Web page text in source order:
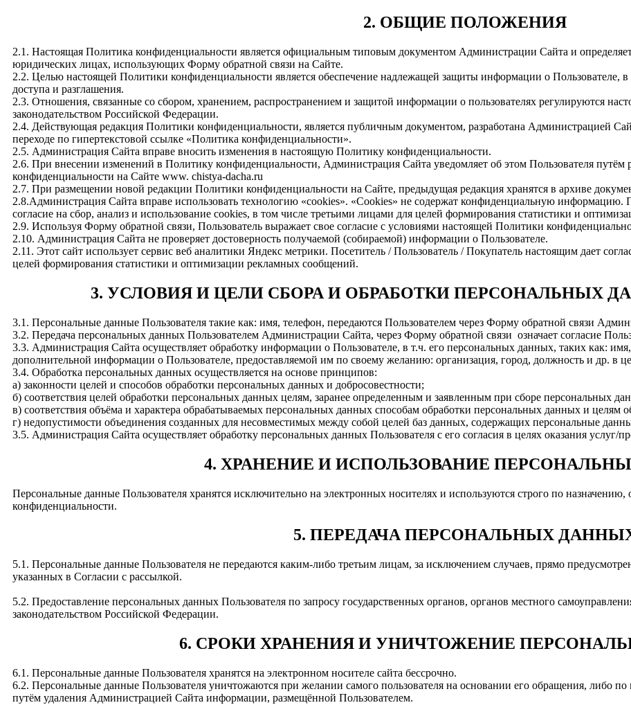
2. ОБЩИЕ ПОЛОЖЕНИЯ
2.1. Настоящая Политика конфиденциальности является официальным типовым документом Администрации Сайта и
юридических лицах, использующих Форму обратной связи на Сайте.
2.2. Целью настоящей Политики конфиденциальности является обеспечение надлежащей защиты информации о Пользователе,
доступа и разглашения.
2.3. Отношения, связанные со сбором, хранением, распространением и защитой информации о пользователях регулируются
законодательством Российской Федерации.
2.4. Действующая редакция Политики конфиденциальности, является публичным документом, разработана Администрацией
переходе по гипертекстовой ссылке «Политика конфиденциальности».
2.5. Администрация Сайта вправе вносить изменения в настоящую Политику конфиденциальности.
2.6. При внесении изменений в Политику конфиденциальности, Администрация Сайта уведомляет об этом Пользователя
конфиденциальности на Сайте www. chistya-dacha.ru
2.7. При размещении новой редакции Политики конфиденциальности на Сайте, предыдущая редакция хранятся в архиве
2.8.Администрация Сайта вправе использовать технологию «cookies». «Cookies» не содержат конфиденциальную информацию.
согласие на сбор, анализ и использование cookies, в том числе третьими лицами для целей формирования статистики и
2.9. Используя Форму обратной связи, Пользователь выражает свое согласие с условиями настоящей Политики
2.10. Администрация Сайта не проверяет достоверность получаемой (собираемой) информации о Пользователе.
2.11. Этот сайт использует сервис веб аналитики Яндекс метрики. Посетитель / Пользователь / Покупатель настоящим дает
целей формирования статистики и оптимизации рекламных сообщений.
3. УСЛОВИЯ И ЦЕЛИ СБОРА И ОБРАБОТКИ ПЕРСОНАЛЬНЫХ
3.1. Персональные данные Пользователя такие как: имя, телефон, передаются Пользователем через Форму обратной связи
3.2. Передача персональных данных Пользователем Администрации Сайта, через Форму обратной связи означает согласие
3.3. Администрация Сайта осуществляет обработку информации о Пользователе, в т.ч. его персональных данных, таких как:
дополнительной информации о Пользователе, предоставляемой им по своему желанию: организация, город, должность и др. в
3.4. Обработка персональных данных осуществляется на основе принципов:
а) законности целей и способов обработки персональных данных и добросовестности;
б) соответствия целей обработки персональных данных целям, заранее определенным и заявленным при сборе персональных
в) соответствия объёма и характера обрабатываемых персональных данных способам обработки персональных данных и целям
г) недопустимости объединения созданных для несовместимых между собой целей баз данных, содержащих персональные
3.5. Администрация Сайта осуществляет обработку персональных данных Пользователя с его согласия в целях оказания услуг/
4. ХРАНЕНИЕ И ИСПОЛЬЗОВАНИЕ
Персональные данные Пользователя хранятся исключительно на электронных носителях и используются строго по
конфиденциальности.
5. ПЕРЕДАЧА ПЕРСОНАЛЬНЫХ
5.1. Персональные данные Пользователя не передаются каким-либо третьим лицам, за исключением случаев, прямо
указанных в Согласии с рассылкой.
5.2. Предоставление персональных данных Пользователя по запросу государственных органов, органов местного
законодательством Российской Федерации.
6. СРОКИ ХРАНЕНИЯ И УНИЧТОЖЕНИЕ
6.1. Персональные данные Пользователя хранятся на электронном носителе сайта бессрочно.
6.2. Персональные данные Пользователя уничтожаются при желании самого пользователя на основании его обращения, либо
путём удаления Администрацией Сайта информации, размещённой Пользователем.